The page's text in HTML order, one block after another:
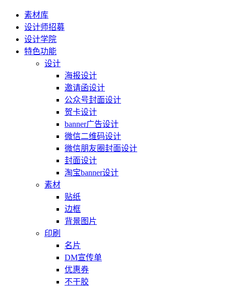
素材库
设计师招募
设计学院
特色功能
设计
海报设计
邀请函设计
公众号封面设计
贺卡设计
banner广告设计
微信二维码设计
微信朋友圈封面设计
封面设计
淘宝banner设计
素材
贴纸
边框
背景图片
印刷
名片
DM宣传单
优惠券
不干胶